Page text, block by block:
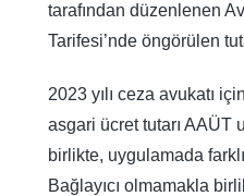
tarafından düzenlenen
Tarifesi’nde öngörülen
2023 yılı ceza avukatı
asgari ücret tutarı AAÜT
birlikte, uygulamada
Bağlayıcı olmamakla